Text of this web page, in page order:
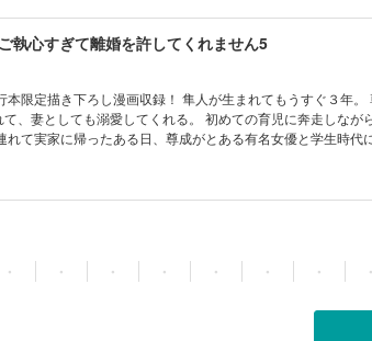
執心すぎて離婚を許してくれません5
隼人が生まれてもうすぐ３年。 尊成は変わ
、妻としても溺愛してくれる。 初めての育児に奔走しなが
て実家に帰ったある日、尊成がとある有名女優と学生時代
・ ・ ・ ・ ・ ・ ・ ・